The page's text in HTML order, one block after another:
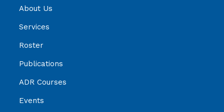
About Us
Services
Roster
Publications
ADR Courses
Events